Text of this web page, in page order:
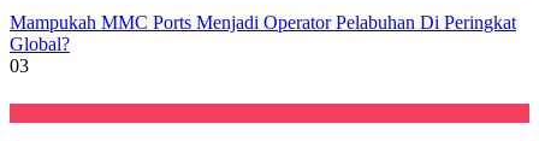
Mampukah MMC Ports Menjadi Operator Pelabuhan Di Peringkat
Global?
03